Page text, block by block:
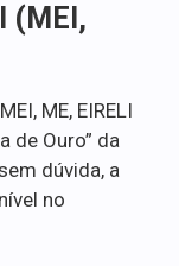
(MEI,
ME, EIRELI
de Ouro” da
dúvida, a
no